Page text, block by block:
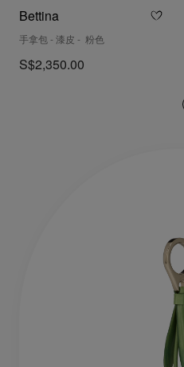
Bettina
手拿包 - 漆皮 - 粉色
S$2,350.00